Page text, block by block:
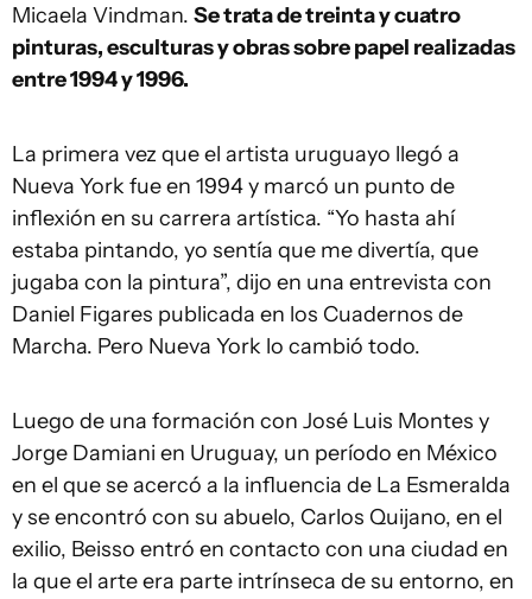
Micaela Vindman. Se trata de treinta y cuatro
pinturas, esculturas y obras sobre papel realizadas
entre 1994 y 1996.
La primera vez que el artista uruguayo llegó a
Nueva York fue en 1994 y marcó un punto de
inflexión en su carrera artística. “Yo hasta ahí
estaba pintando, yo sentía que me divertía, que
jugaba con la pintura”, dijo en una entrevista con
Daniel Figares publicada en los Cuadernos de
Marcha. Pero Nueva York lo cambió todo.
Luego de una formación con José Luis Montes y
Jorge Damiani en Uruguay, un período en México
en el que se acercó a la influencia de La Esmeralda
y se encontró con su abuelo, Carlos Quijano, en el
exilio, Beisso entró en contacto con una ciudad en
la que el arte era parte intrínseca de su entorno, en